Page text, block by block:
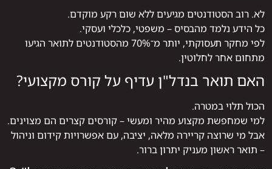
לא. רוב הסטודנטים מגיעים ללא שום רקע מוקדם.
כל הידע נלמד מהבסיס – משפטי, כלכלי ועסקי.
לפי מחקר תעסוקתי, יותר מ־70% מהסטודנטים לתואר הגיעו
מתחום אחר לחלוטין.
האם תואר בנדל"ן עדיף על קורס מקצועי?
הכול תלוי במטרה.
למי שמחפשת מקצוע מהיר ומעשי – קורסים קצרים הם מצוינים.
אבל מי שרוצה קריירה מלאה, יציבה, עם אפשרויות קידום וניהול
– תואר ראשון מעניק יתרון ברור.